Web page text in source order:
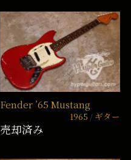
Fender ’65 Mustang
1965 ギター
売却済み